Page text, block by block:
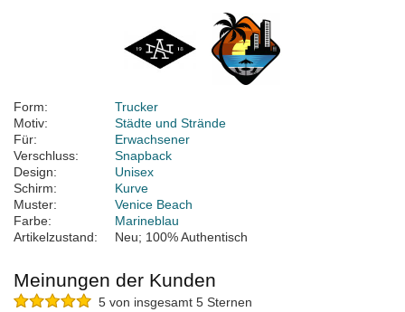
Form:
Trucker
Motiv:
Städte und Strände
Für:
Erwachsener
Verschluss:
Snapback
Design:
Unisex
Schirm:
Kurve
Muster:
Venice Beach
Farbe:
Marineblau
Artikelzustand:
Neu; 100% Authentisch
Meinungen der Kunden
5 von insgesamt 5 Sternen